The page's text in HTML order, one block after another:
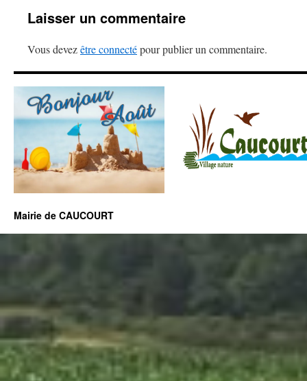
Laisser un commentaire
Vous devezêtre connectépour publier un commentaire.
Mairie de CAUCOURT